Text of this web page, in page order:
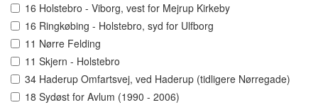
16 Holstebro - Viborg, vest for Mejrup Kirkeby
16 Ringkøbing - Holstebro, syd for Ulfborg
11 Nørre Felding
11 Skjern - Holstebro
34 Haderup Omfartsvej, ved Haderup (tidligere Nørregade)
18 Sydøst for Avlum (1990 - 2006)